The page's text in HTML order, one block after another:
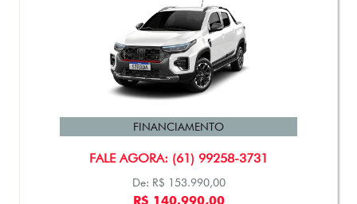
FALE AGORA: (61) 99258-3731
FINANCIAMENTO
De: R$ 136.990,00